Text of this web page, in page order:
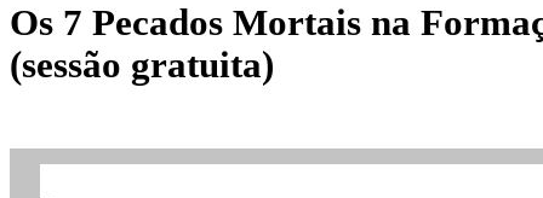
Os 7 Pecados Mortais na
(sessão gratuita)